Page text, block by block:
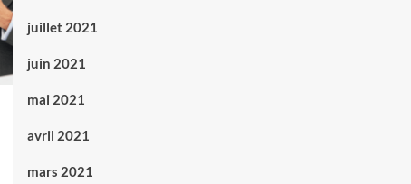
juillet 2021
juin 2021
mai 2021
avril 2021
mars 2021